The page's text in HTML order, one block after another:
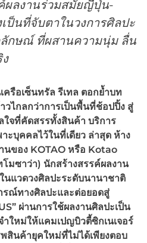
ผลงานร่วมสมัยญี่ปุ่น-
ป็นที่จับตาในวงการศิลปะ
ลักษณ์ ที่ผสานความนุ่ม ลื่น
ครือเซ็นทรัล รีเทล ตอกย้ำบท
ไกลกว่าการเป็นพื้นที่ช้อปปิ้ง สู่
จที่คัดสรรทั้งสินค้า บริการ
ะบุคคลไว้ในที่เดียว ล่าสุด ห้าง
นของ KOTAO หรือ Kotao
มซาว่า) นักสร้างสรรค์ผลงาน
นแวดวงศิลปะระดับนานาชาติ
รณ์ทางศิลปะและต่อยอดสู่
ผ่านการใช้ผลงานศิลปะเป็น
ำใหม่ให้แคมเปญบิวตี้ซิกเนเจอร์
สินค้ายุคใหม่ที่ไม่ได้เพียงตอบ